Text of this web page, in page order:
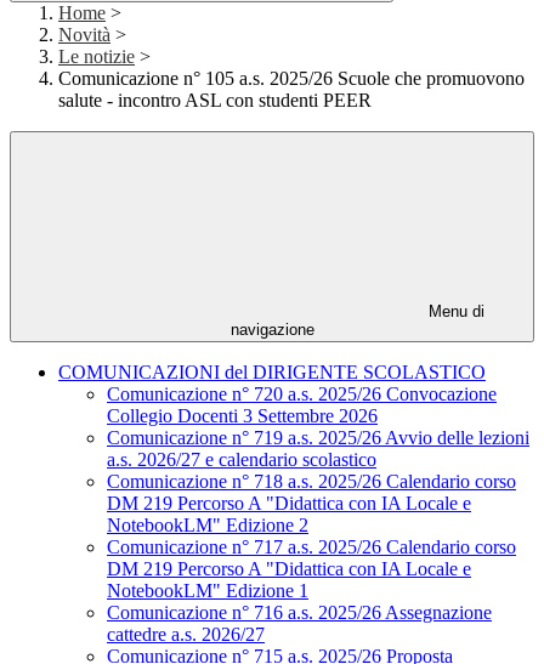
Home >
Novità >
Le notizie >
Comunicazione n° 105 a.s. 2025/26 Scuole che promuovono
salute - incontro ASL con studenti PEER
Menu di
navigazione
COMUNICAZIONI del DIRIGENTE SCOLASTICO
Comunicazione n° 720 a.s. 2025/26 Convocazione
Collegio Docenti 3 Settembre 2026
Comunicazione n° 719 a.s. 2025/26 Avvio delle lezioni
a.s. 2026/27 e calendario scolastico
Comunicazione n° 718 a.s. 2025/26 Calendario corso
DM 219 Percorso A "Didattica con IA Locale e
NotebookLM" Edizione 2
Comunicazione n° 717 a.s. 2025/26 Calendario corso
DM 219 Percorso A "Didattica con IA Locale e
NotebookLM" Edizione 1
Comunicazione n° 716 a.s. 2025/26 Assegnazione
cattedre a.s. 2026/27
Comunicazione n° 715 a.s. 2025/26 Proposta